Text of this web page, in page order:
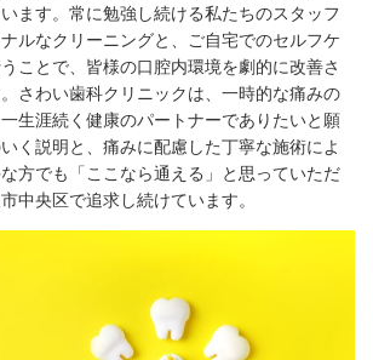
ます。常に勉強し続ける私たちのスタッフ
ルなクリーニングと、ご自宅でのセルフケ
ことで、皆様の口腔内環境を劇的に改善さ
さわい歯科クリニックは、一時的な痛みの
生涯続く健康のパートナーでありたいと願
く説明と、痛みに配慮した丁寧な施術によ
方でも「ここなら通える」と思っていただ
中央区で追求し続けています。